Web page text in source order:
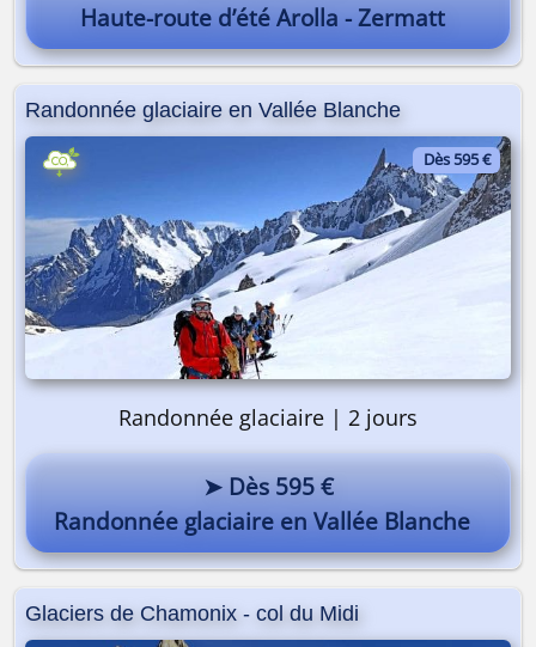
Haute-route d’été Arolla - Zermatt
Randonnée glaciaire en Vallée Blanche
Dès 595 €
Randonnée glaciaire | 2 jours
➤ Dès 595 €
Randonnée glaciaire en Vallée Blanche
Glaciers de Chamonix - col du Midi